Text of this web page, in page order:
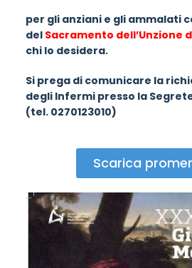
per gli anziani e gli ammalati
del Sacramento dell’Unzione
chi lo desidera.
Si prega di comunicare la
degli Infermi presso la
(tel. 0270123010)
Scarica